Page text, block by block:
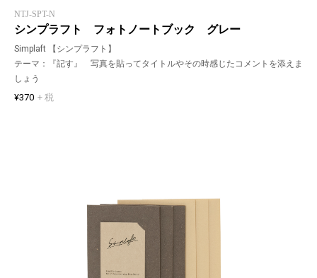
NTJ-SPT-N
シンプラフト フォトノートブック グレー
Simplaft 【シンプラフト】
テーマ：『記す』 写真を貼ってタイトルやその時感じたコメントを添えま
しょう
¥370 + 税